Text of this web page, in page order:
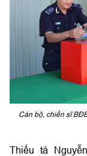
Cán bộ, chiến sĩ
Thiếu tá